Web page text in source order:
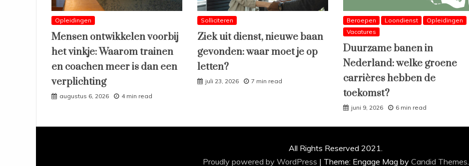
Opleidingen
Mensen ontwikkelen voorbij
het vinkje: Waarom trainen
en coachen meer is dan een
verplichting
augustus 6, 2026 4 min read
Solliciteren
Ziek uit dienst, nieuwe baan
gevonden: waar moet je op
letten?
juli 23, 2026 7 min read
Beroepen Loondienst
Opleidingen
Vacatures
Duurzame banen in
Nederland: welke groene
carrières hebben de
toekomst?
juni 9, 2026 6 min read
All Rights Reserved 2021.
Proudly powered by WordPress | Theme: Engage Mag by Candid Themes.